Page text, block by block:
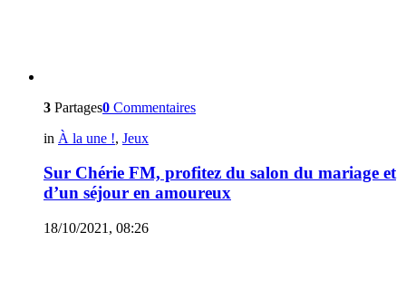
3 Partages0 Commentaires
in À la une !, Jeux
Sur Chérie FM, profitez du salon du mariage et
d’un séjour en amoureux
18/10/2021, 08:26